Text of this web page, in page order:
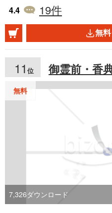
態、職務内容を記す欄
ファイルの中身はA4サ
ます。一枚目は住所氏
経歴書。二枚目は一枚
（記入欄のみ）の職務
のテンプレートになっ
4.4 19件
無
11 位 御霊前・香
無料
7,326ダウンロード